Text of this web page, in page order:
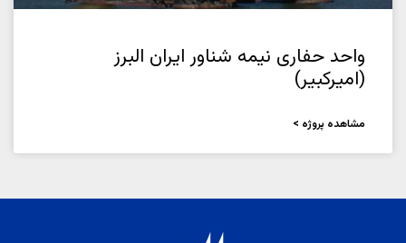
واحد حفاری نیمه شناور ایران البرز
(امیرکبیر)
مشاهده پروژه >